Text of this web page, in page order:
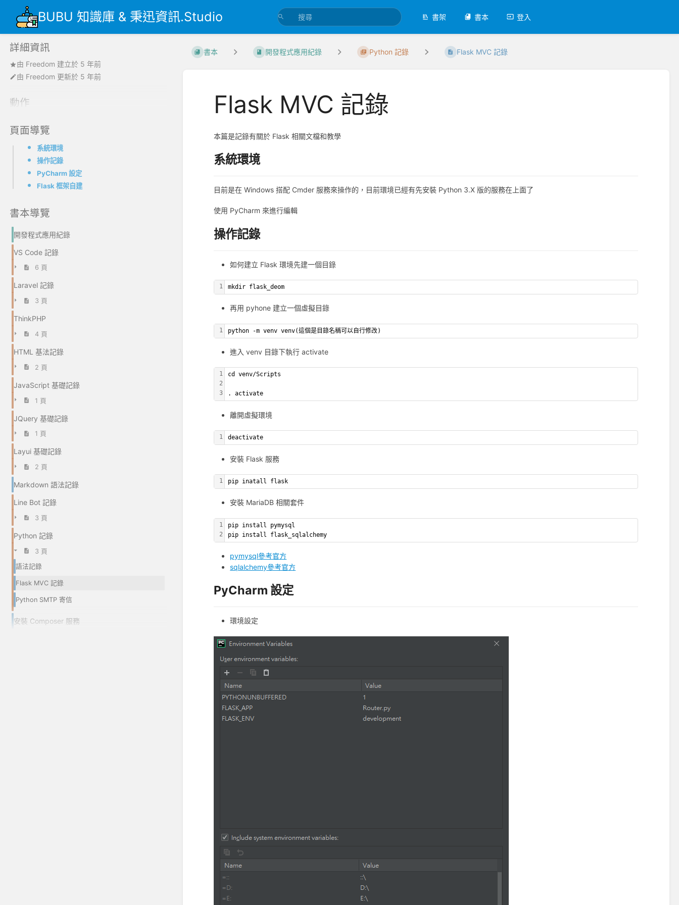
BUBU 知識庫 & 秉迅資訊.Studio 書架 書本 登入
詳細資訊
由 Freedom 建立於 5 年前
由 Freedom 更新於 5 年前
動作
頁面導覽
系統環境
操作記錄
PyCharm 設定
Flask 框架自建
書本導覽
開發程式應用紀錄
VS Code 記錄
6 頁
Laravel 記錄
3 頁
ThinkPHP
4 頁
HTML 基法記錄
2 頁
JavaScript 基礎記錄
1 頁
JQuery 基礎記錄
1 頁
Layui 基礎記錄
2 頁
Markdown 語法記錄
Line Bot 記錄
3 頁
Python 記錄
3 頁
語法記錄
Flask MVC 記錄
Python SMTP 寄信
安裝 Composer 服務
書本 開發程式應用紀錄 Python 記錄 Flask MVC 記錄
Flask MVC 記錄
本篇是記錄有關於 Flask 相關文檔和教學
系統環境
目前是在 Windows 搭配 Cmder 服務來操作的，目前環境已經有先安裝 Python 3.X 版的服務在上面了
使用 PyCharm 來進行編輯
操作記錄
如何建立 Flask 環境先建一個目錄
1 mkdir flask_deom
再用 pyhone 建立一個虛擬目錄
1 python -m venv venv(這個是目錄名稱可以自行修改)
進入 venv 目錄下執行 activate
1
2
3
cd venv/Scripts
. activate
離開虛擬環境
1 deactivate
安裝 Flask 服務
1 pip inatall flask
安裝 MariaDB 相關套件
1
2
pip install pymysql
pip install flask_sqlalchemy
pymysql參考官方
sqlalchemy參考官方
PyCharm 設定
環境設定